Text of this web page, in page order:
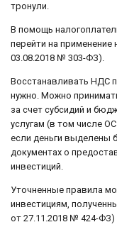
тронули.
В помощь
перейти на
03.08.2018 № 303-ФЗ).
Восстанавливать НДС
нужно. Можно
за счет субсидий и
услугам (в том числе
если деньги выделены
документах о
инвестиций.
Уточненные правила
инвестициям,
от 27.11.2018 № 424-ФЗ)